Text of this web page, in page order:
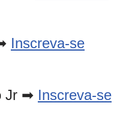
Inscreva-se
Jr ➡ Inscreva-se